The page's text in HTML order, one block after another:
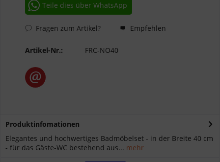
Teile dies über WhatsApp
Fragen zum Artikel? Empfehlen
Artikel-Nr.: FRC-NO40
Produktinfomationen
Elegantes und hochwertiges Badmöbelset - in der Breite 40 cm
- für das Gäste-WC bestehend aus... mehr